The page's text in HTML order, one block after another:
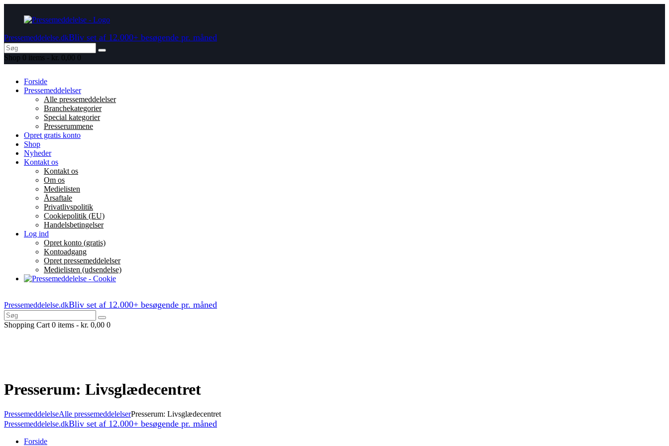
Pressemeddelelse.dkBliv set af 12.000+ besøgende pr. måned
Shop 0 items - kr. 0,00 0
Forside
Pressemeddelelser
Alle pressemeddelelser
Branchekategorier
Special kategorier
Presserummene
Opret gratis konto
Shop
Nyheder
Kontakt os
Kontakt os
Om os
Medielisten
Årsaftale
Privatlivspolitik
Cookiepolitik (EU)
Handelsbetingelser
Log ind
Opret konto (gratis)
Kontoadgang
Opret pressemeddelelser
Medielisten (udsendelse)
Pressemeddelelse.dkBliv set af 12.000+ besøgende pr. måned
Shopping Cart 0 items - kr. 0,00 0
Presserum: Livsglædecentret
PressemeddelelseAlle pressemeddelelserPresserum: Livsglædecentret
Pressemeddelelse.dkBliv set af 12.000+ besøgende pr. måned
Forside